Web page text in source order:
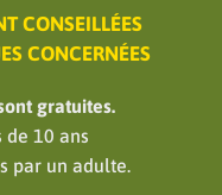
CONSEILLÉES
CONCERNÉES
gratuites.
de 10 ans
par un adulte.